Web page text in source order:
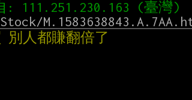
人都賺翻倍了